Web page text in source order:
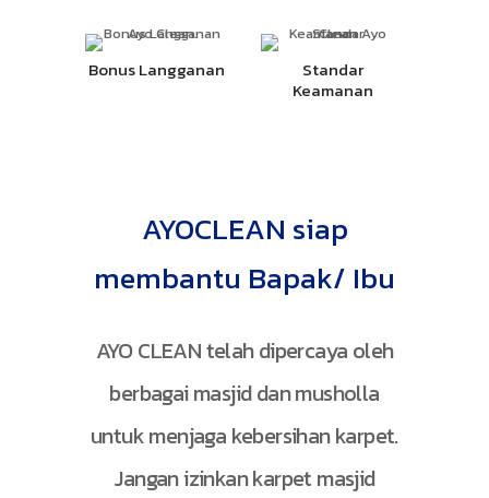
Bonus Langganan
Standar
Keamanan
AYOCLEAN siap
membantu Bapak/ Ibu
AYO CLEAN telah dipercaya oleh
berbagai masjid dan musholla
untuk menjaga kebersihan karpet.
Jangan izinkan karpet masjid